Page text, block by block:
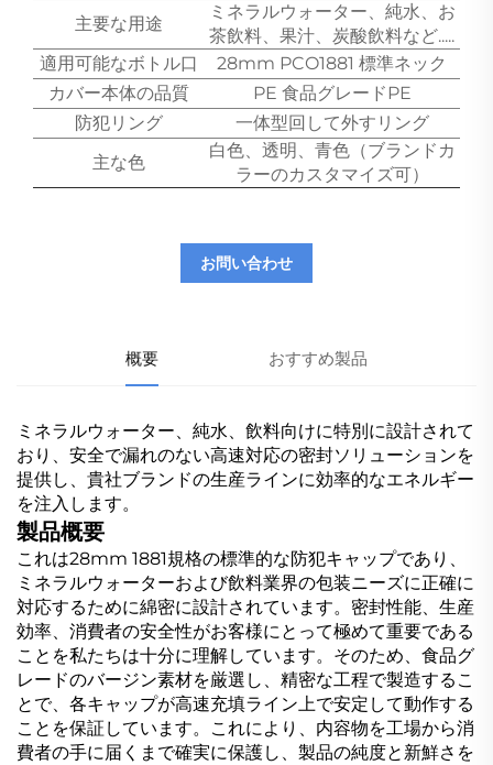
主要な用途
ミネラルウォーター、純水、お
茶飲料、果汁、炭酸飲料など.....
適用可能なボトル口
28mm PCO1881 標準ネック
カバー本体の品質
PE 食品グレードPE
防犯リング
一体型回して外すリング
主な色
白色、透明、青色（ブランドカ
ラーのカスタマイズ可）
お問い合わせ
概要 おすすめ製品
ミネラルウォーター、純水、飲料向けに特別に設計されて
おり、安全で漏れのない高速対応の密封ソリューションを
提供し、貴社ブランドの生産ラインに効率的なエネルギー
を注入します。
製品概要
これは28mm 1881規格の標準的な防犯キャップであり、
ミネラルウォーターおよび飲料業界の包装ニーズに正確に
対応するために綿密に設計されています。密封性能、生産
効率、消費者の安全性がお客様にとって極めて重要である
ことを私たちは十分に理解しています。そのため、食品グ
レードのバージン素材を厳選し、精密な工程で製造するこ
とで、各キャップが高速充填ライン上で安定して動作する
ことを保証しています。これにより、内容物を工場から消
費者の手に届くまで確実に保護し、製品の純度と新鮮さを